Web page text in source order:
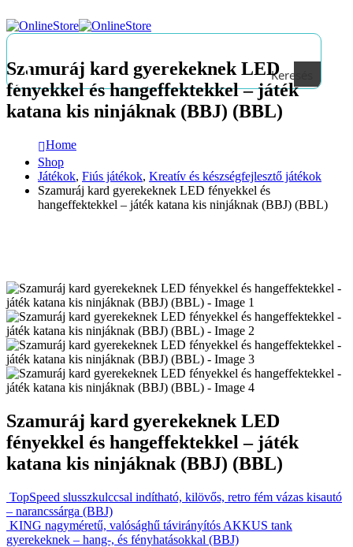
Keresés
Szamuráj kard gyerekeknek LED
fényekkel és hangeffektekkel – játék
katana kis ninjáknak (BBJ) (BBL)
Home
Shop
Játékok, Fiús játékok, Kreatív és készségfejlesztő játékok
Szamuráj kard gyerekeknek LED fényekkel és
hangeffektekkel – játék katana kis ninjáknak (BBJ) (BBL)
Szamuráj kard gyerekeknek LED
fényekkel és hangeffektekkel – játék
katana kis ninjáknak (BBJ) (BBL)
TopSpeed slusszkulccsal indítható, kilövős, retro fém vázas kisautó
– narancssárga (BBJ)
KING nagyméretű, valósághű távirányítós AKKUS tank
gyerekeknek – hang-, és fényhatásokkal (BBJ)